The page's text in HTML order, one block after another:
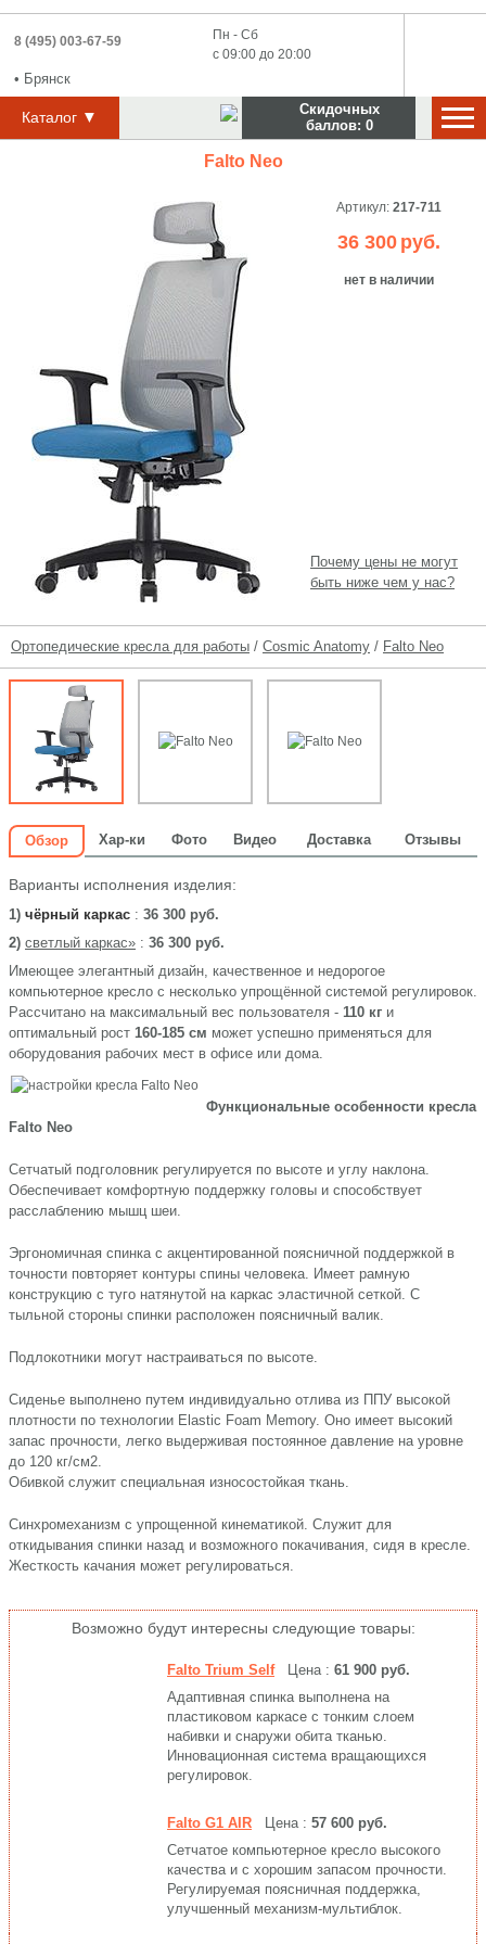
8 (495) 003-67-59
• Брянск
Пн - Сб
с 09:00 до 20:00
Каталог ▼
Скидочных
баллов: 0
Почему цены не могут
быть ниже чем у нас?
Falto Neo
Артикул: 217-711
36 300 руб.
нет в наличии
Ортопедические кресла для работы / Cosmic Anatomy / Falto Neo
Обзор Хар-ки Фото Видео Доставка Отзывы
Варианты исполнения изделия:
1) чёрный каркас : 36 300 руб.
2) светлый каркас» : 36 300 руб.
Имеющее элегантный дизайн, качественное и недорогое
компьютерное кресло с несколько упрощённой системой регулировок.
Рассчитано на максимальный вес пользователя - 110 кг и
оптимальный рост 160-185 см может успешно применяться для
оборудования рабочих мест в офисе или дома.
Функциональные особенности кресла
Falto Neo
Сетчатый подголовник регулируется по высоте и углу наклона.
Обеспечивает комфортную поддержку головы и способствует
расслаблению мышц шеи.
Эргономичная спинка с акцентированной поясничной поддержкой в
точности повторяет контуры спины человека. Имеет рамную
конструкцию с туго натянутой на каркас эластичной сеткой. С
тыльной стороны спинки расположен поясничный валик.
Подлокотники могут настраиваться по высоте.
Сиденье выполнено путем индивидуально отлива из ППУ высокой
плотности по технологии Elastic Foam Memory. Оно имеет высокий
запас прочности, легко выдерживая постоянное давление на уровне
до 120 кг/см2.
Обивкой служит специальная износостойкая ткань.
Синхромеханизм с упрощенной кинематикой. Служит для
откидывания спинки назад и возможного покачивания, сидя в кресле.
Жесткость качания может регулироваться.
Возможно будут интересны следующие товары:
Falto Trium SelfЦена : 61 900 руб.
Адаптивная спинка выполнена на
пластиковом каркасе с тонким слоем
набивки и снаружи обита тканью.
Инновационная система вращающихся
регулировок.
Falto G1 AIR Цена : 57 600 руб.
Сетчатое компьютерное кресло высокого
качества и с хорошим запасом прочности.
Регулируемая поясничная поддержка,
улучшенный механизм-мультиблок.